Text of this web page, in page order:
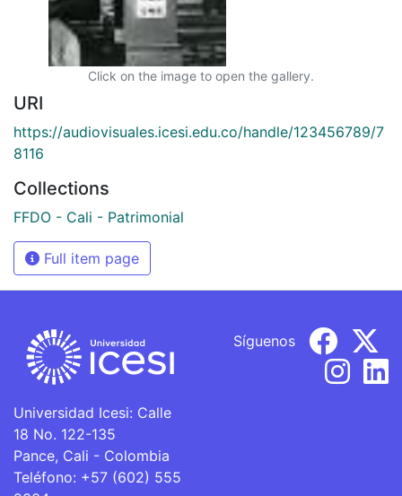
Click on the image to open the gallery.
URI
https://audiovisuales.icesi.edu.co/handle/123456789/7
8116
Collections
FFDO - Cali - Patrimonial
Full item page
Universidad Icesi: Calle
18 No. 122-135
Pance, Cali - Colombia
Teléfono: +57 (602) 555
Síguenos